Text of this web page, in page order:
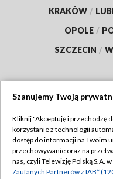
KRAKÓW /
OPOLE /
SZCZECIN /
Abonament TVP
Emisja w TVP
Szanujemy Twoją
Kliknij "Akceptuję i przechodzę
korzystanie z technologii
dostęp do informacji na Twoim
przechowywanie oraz na
nas, czyli Telewizję Polską S.A.
Zaufanych Partnerów z IAB*